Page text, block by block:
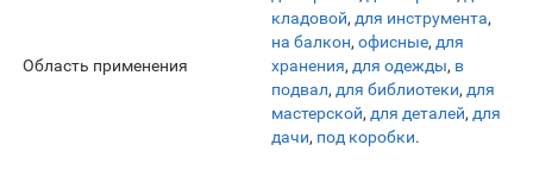
Область применения
кладовой, для инструмента,
на балкон, офисные, для
хранения, для одежды, в
подвал, для библиотеки, для
мастерской, для деталей, для
дачи, под коробки.